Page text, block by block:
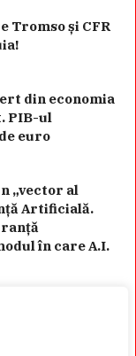
și CFR
din economia
PIB-ul
euro
„vector al
Artificială.
în care A.I.